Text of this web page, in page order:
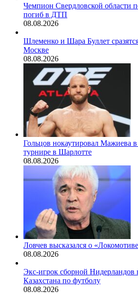
Чемпион Свердловской области
погиб в ДТП
08.08.2026
Шлеменко и Шара Буллет
Москве
08.08.2026
Гольцов нокаутировал Мажиева
турнире в Шарлотте
08.08.2026
Ловчев высказался о
08.08.2026
Экс-игрок сборной Нидерландов
Казахстана по футболу
08.08.2026